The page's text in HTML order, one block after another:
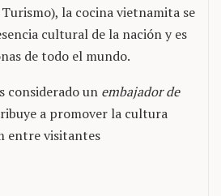
la cocina vietnamita se
cultural de la nación y es
de todo el mundo.
considerado un embajador de
a promover la cultura
entre visitantes